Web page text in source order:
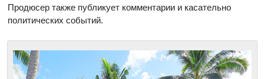
Продюсер также публикует комментарии и касательно
политических событий.